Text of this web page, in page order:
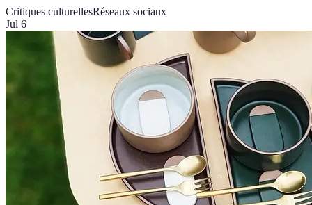
Critiques culturellesRéseaux sociaux
Jul 6